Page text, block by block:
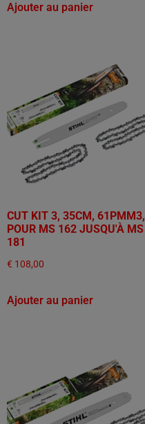
Ajouter au panier
CUT KIT 3, 35CM, 61PMM3,
POUR MS 162 JUSQU'À MS
181
€ 108,00
Ajouter au panier